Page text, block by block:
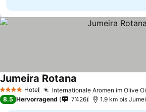
4 Sterne Hotel Internationale Aromen im Olive
Jumeira Rotana
8.5 Hervorragend 7’426 1.9 km bis